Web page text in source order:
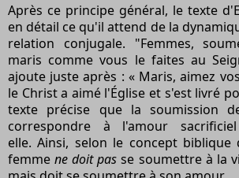
Après ce principe général, le texte
en détail ce qu'il attend de la
relation conjugale. "Femmes,
maris comme vous le faites au
ajoute juste après : « Maris, aimez
le Christ a aimé l'Église et s'est livré
texte précise que la soumission
correspondre à l'amour
elle. Ainsi, selon le concept biblique
femmene doit pas se soumettre à la